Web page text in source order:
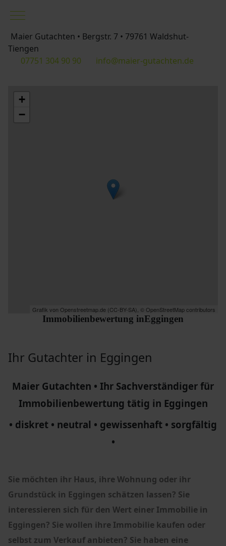
Mobile Menu Toggle
Maier Gutachten • Bergstr. 7 • 79761 Waldshut-
Tiengen
07751 304 90 90
info@maier-gutachten.de
+
−
Grafik von Openstreetmap.de(CC-BY-SA), © OpenStreetMap contributors
Immobilienbewertung inEggingen
Ihr Gutachter in Eggingen
Maier Gutachten • Ihr Sachverständiger für
Immobilienbewertung tätig in Eggingen
• diskret • neutral • gewissenhaft • sorgfältig
•
Sie möchten ihr Haus, ihre Wohnung oder ihr
Grundstück in Eggingen schätzen lassen? Sie
interessieren sich für den Wert einer Immobilie in
Eggingen? Sie wollen ihre Immobilie kaufen oder
selbst zum Verkauf anbieten? Sie haben eine